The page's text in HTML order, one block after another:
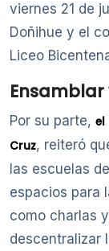
viernes 21 de
Doñihue y el
Liceo
Por su parte, el
Cruz, reiteró
las escuelas
espacios para
como charlas
descentralizar